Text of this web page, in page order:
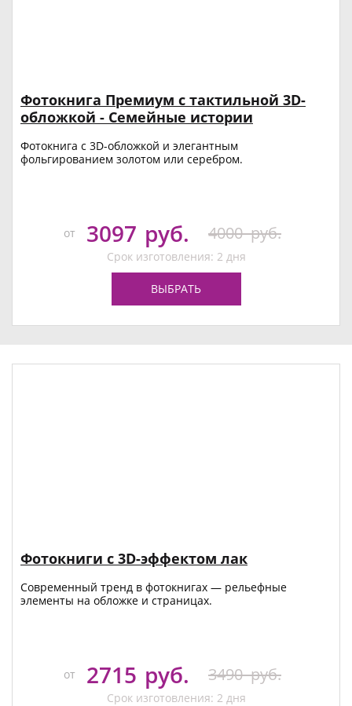
Фотокнига Премиум с тактильной 3D-
обложкой - Семейные истории
Фотокнига с 3D-обложкой и элегантным
фольгированием золотом или серебром.
от 3097 руб. 4000 руб.
Срок изготовления: 2 дня
ВЫБРАТЬ
Фотокниги с 3D-эффектом лак
Современный тренд в фотокнигах — рельефные
элементы на обложке и страницах.
от 2715 руб. 3490 руб.
Срок изготовления: 2 дня